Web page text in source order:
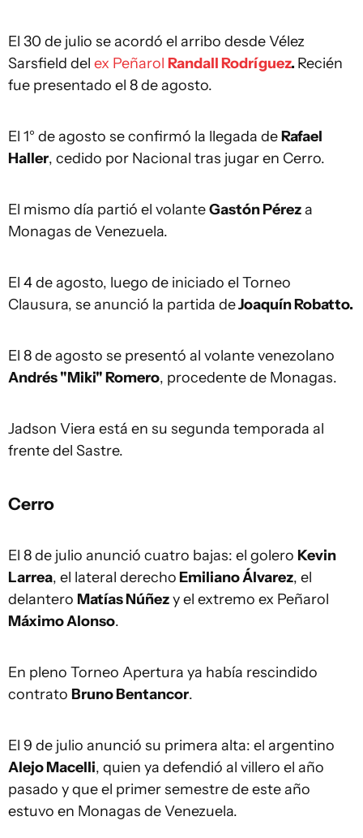
El 30 de julio se acordó el arribo desde Vélez
Sarsfield del ex Peñarol Randall Rodríguez. Recién
fue presentado el 8 de agosto.
El 1° de agosto se confirmó la llegada deRafael
Haller, cedido por Nacional tras jugar en Cerro.
El mismo día partió el volanteGastón Péreza
Monagas de Venezuela.
El 4 de agosto, luego de iniciado el Torneo
Clausura, se anunció la partida deJoaquín Robatto.
El 8 de agosto se presentó al volante venezolano
Andrés "Miki" Romero, procedente de Monagas.
Jadson Viera está en su segunda temporada al
frente del Sastre.
Cerro
El 8 de julio anunció cuatro bajas: el golero Kevin
Larrea, el lateral derecho Emiliano Álvarez, el
delantero Matías Núñezy el extremo ex Peñarol
Máximo Alonso.
En pleno Torneo Apertura ya había rescindido
contrato Bruno Bentancor.
El 9 de julio anunció su primera alta: el argentino
Alejo Macelli, quien ya defendió al villero el año
pasado y que el primer semestre de este año
estuvo en Monagas de Venezuela.